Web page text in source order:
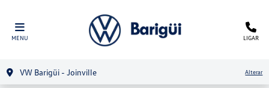
MENU LIGAR
VW Barigüi - Joinville Alterar